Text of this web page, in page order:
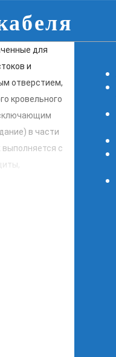
для
и
отверстием,
кровельного
в части
с